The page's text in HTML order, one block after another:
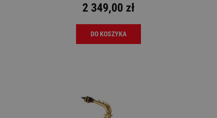
2 349,00 zł
DO KOSZYKA